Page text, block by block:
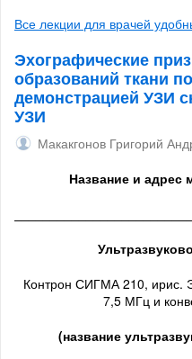
Все лекции для врачей
Эхографические
образований ткани
демонстрацией УЗИ
УЗИ
Макакгонов Григорий
Название и адрес
Контрон СИГМА 210, ирис.
7,5 МГц и
(название